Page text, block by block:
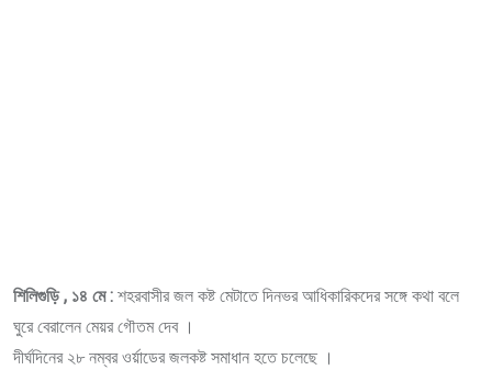
শিলিগুড়ি , ১৪ মে : শহরবাসীর জল কষ্ট মেটাতে দিনভর আধিকারিকদের সঙ্গে কথা বলে
ঘুরে বেরালেন মেয়র গৌতম দেব ।
দীর্ঘদিনের ২৮ নম্বর ওর্য়াডের জলকষ্ট সমাধান হতে চলেছে ।